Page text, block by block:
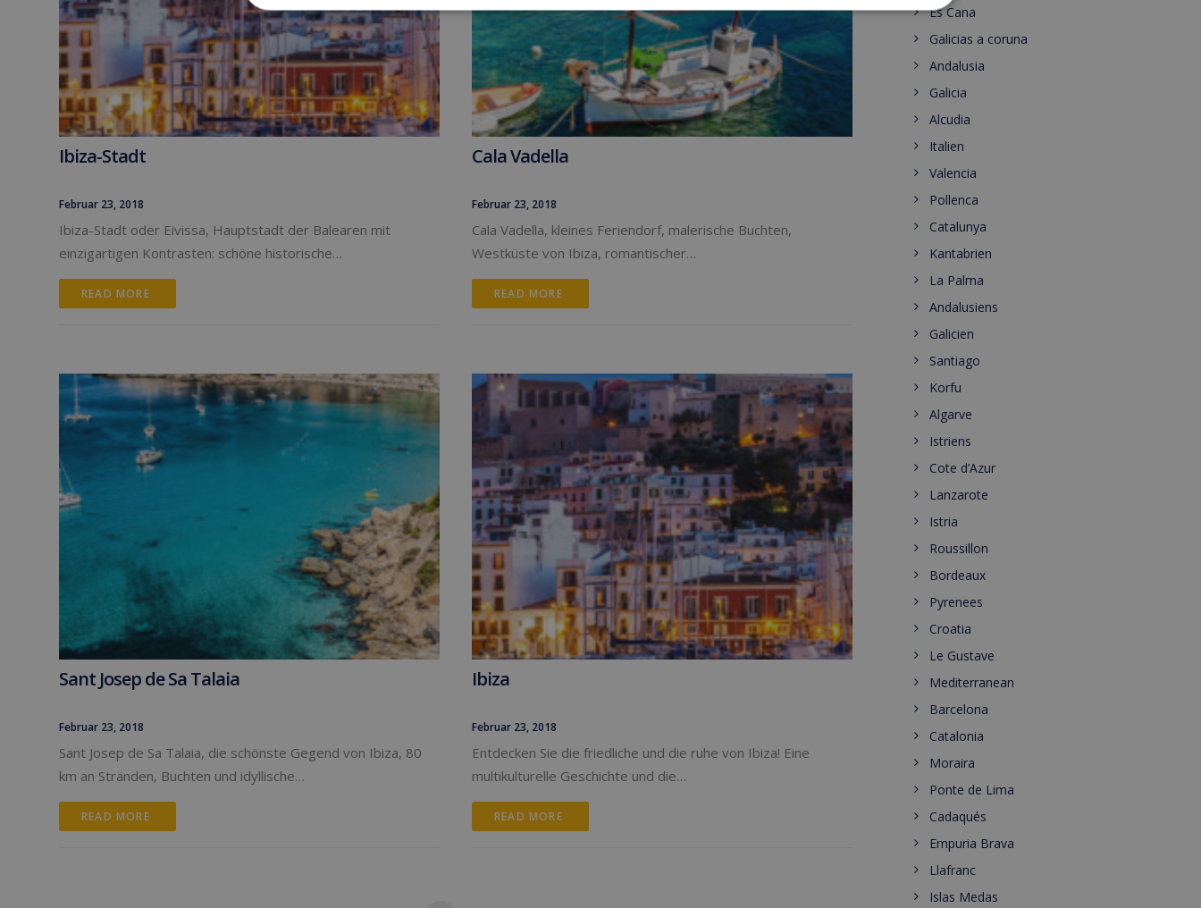
Ibiza-Stadt
Februar 23, 2018
Ibiza-Stadt oder Eivissa, Hauptstadt der Balearen mit
einzigartigen Kontrasten: schöne historische…
READ MORE
Cala Vadella
Februar 23, 2018
Cala Vadella, kleines Feriendorf, malerische Buchten,
Westküste von Ibiza, romantischer…
READ MORE
Sant Josep de Sa Talaia
Februar 23, 2018
Sant Josep de Sa Talaia, die schönste Gegend von Ibiza, 80
km an Stränden, Buchten und idyllische…
READ MORE
Ibiza
Februar 23, 2018
Entdecken Sie die friedliche und die ruhe von Ibiza! Eine
multikulturelle Geschichte und die…
READ MORE
Es Cana
Galicias a coruna
Andalusia
Galicia
Alcudia
Italien
Valencia
Pollenca
Catalunya
Kantabrien
La Palma
Andalusiens
Galicien
Santiago
Korfu
Algarve
Istriens
Cote d’Azur
Lanzarote
Istria
Roussillon
Bordeaux
Pyrenees
Croatia
Le Gustave
Mediterranean
Barcelona
Catalonia
Moraira
Ponte de Lima
Cadaqués
Empuria Brava
Llafranc
Islas Medas